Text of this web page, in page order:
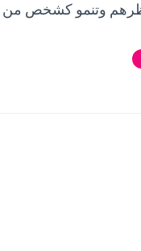
وتنمو كشخص من